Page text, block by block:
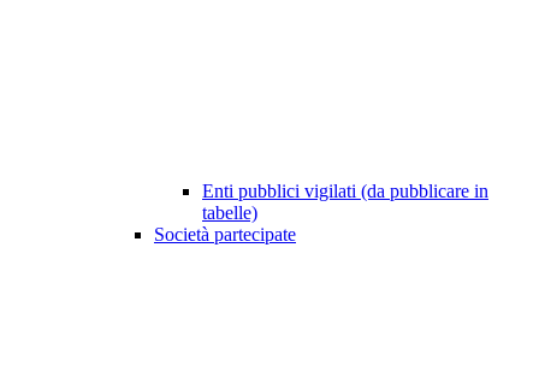
Enti pubblici vigilati (da pubblicare in
tabelle)
Società partecipate